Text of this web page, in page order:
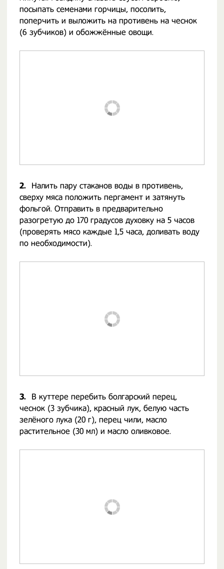
посыпать семенами горчицы, посолить,
поперчить и выложить на противень на чеснок
(6 зубчиков) и обожжённые овощи.
2.
Налить пару стаканов воды в противень,
сверху мяса положить пергамент и затянуть
фольгой. Отправить в предварительно
разогретую до 170 градусов духовку на 5 часов
(проверять мясо каждые 1,5 часа, доливать воду
по необходимости).
3.
В куттере перебить болгарский перец,
чеснок (3 зубчика), красный лук, белую часть
зелёного лука (20 г), перец чили, масло
растительное (30 мл) и масло оливковое.